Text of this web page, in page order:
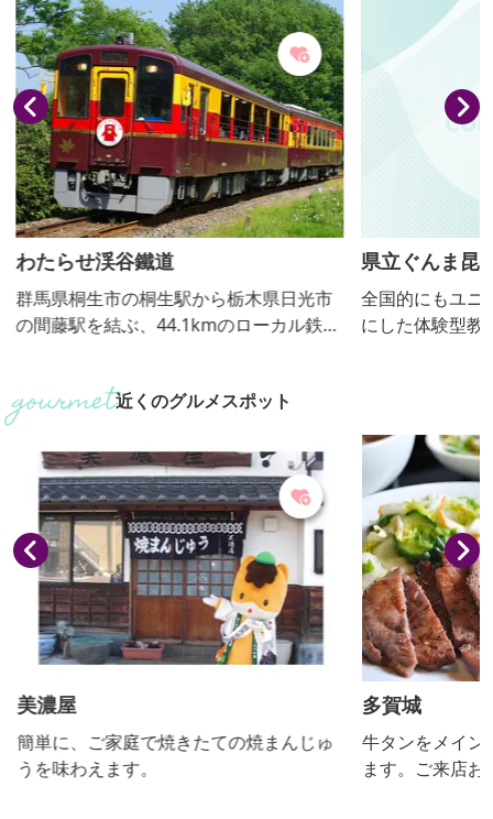
わたらせ渓谷鐵道
群馬県桐生市の桐生駅から栃木県日光市
の間藤駅を結ぶ、44.1kmのローカル鉄
かに走っていきます。 わたらせ渓谷鐵道
の魅力は、なんといっても車窓から望め
る豊かな自然。 春のサクラと菜の花に始
まり、新緑、紅葉といった四季折々の草
花や、渡良瀬川の清流と渓谷が織り成す
雄大な景色が堪能できます。 また、曜日
によってさまざまなタ...
県立ぐんま昆
全国的にもユニ
にした体験型教育施
ます。 昆虫観察館では里山の生きものや
世界の昆虫をい
亜熱帯の植物
最大級のチョ
交い、間近で観察で
昆虫クラフトや
近くのグルメスポット
美濃屋
簡単に、ご家庭で焼きたての焼まんじゅ
うを味わえます。
多賀城
牛タンをメイン
ます。ご来店お